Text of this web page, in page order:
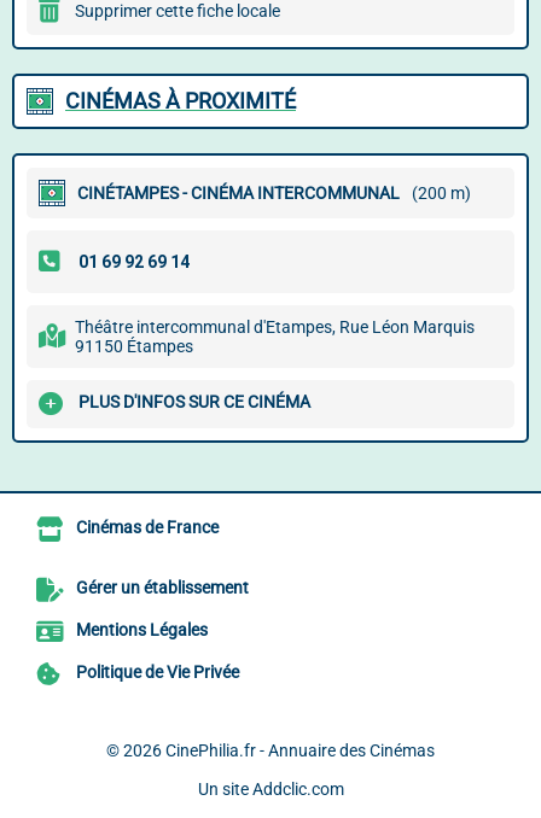
Supprimer cette fiche locale
CINÉMAS À PROXIMITÉ
CINÉTAMPES - CINÉMA INTERCOMMUNAL (200 m)
Théâtre intercommunal d'Etampes, Rue Léon Marquis
91150 Étampes
PLUS D'INFOS SUR CE CINÉMA
Cinémas de France
Gérer un établissement
Mentions Légales
Politique de Vie Privée
© 2026CinePhilia.fr - Annuaire des Cinémas
Un site Addclic.com